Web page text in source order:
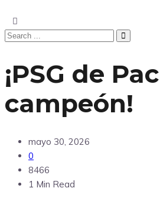
¡PSG de
campeón!
mayo 30, 2026
0
8466
1 Min Read